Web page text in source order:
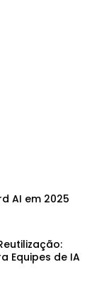
AI em 2025
Equipes de IA